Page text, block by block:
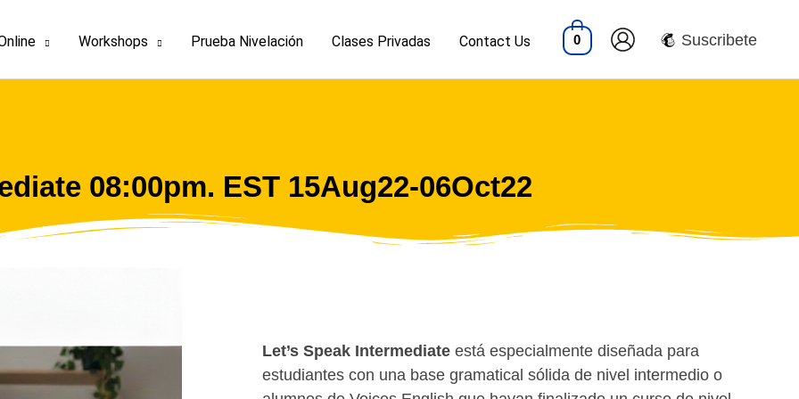
Workshops Prueba Nivelación Clases Privadas Contact Us 0 Suscribete
08:00pm. EST 15Aug22-06Oct22
Let’s Speak Intermediate está especialmente diseñada para
estudiantes con una base gramatical sólida de nivel intermedio o